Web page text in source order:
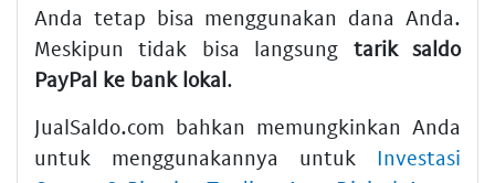
Anda tetap bisa menggunakan dana Anda.
Meskipun tidak bisa langsung tarik saldo
PayPal ke bank lokal.
JualSaldo.com bahkan memungkinkan Anda
untuk menggunakannya untuk Investasi